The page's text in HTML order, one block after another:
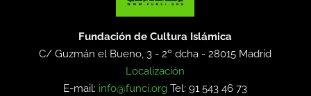
Fundación de Cultura Islámica
C/ Guzmán el Bueno, 3 - 2º dcha -28015 Madrid
Localización
E-mail: info@funci.org Tel: 91 543 46 73